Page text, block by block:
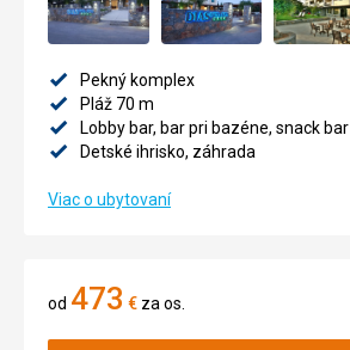
Pekný komplex
Pláž 70 m
Lobby bar, bar pri bazéne, snack bar
Detské ihrisko, záhrada
Viac o ubytovaní
od 473 € za os.